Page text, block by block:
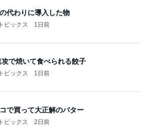
代わりに導入した物
ピックス 1日前
攻で焼いて食べられる餃子
ピックス 1日前
で買って大正解のバター
ピックス 2日前